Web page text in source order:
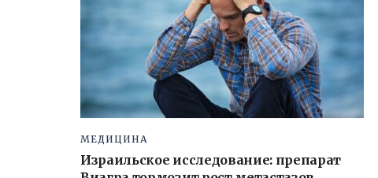
МЕДИЦИНА
Израильское исследование: препарат